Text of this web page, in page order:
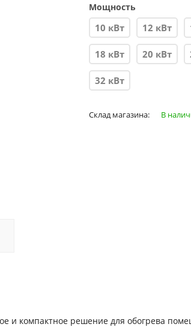
Мощность
10 кВт 12 кВт
18 кВт 20 кВт
32 кВт
Склад магазина: В
и компактное решение для обогрева